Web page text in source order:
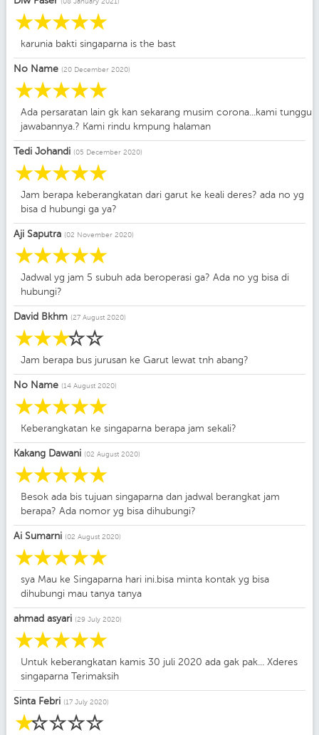
☆
☆
☆
☆
☆
karunia bakti singaparna is the bast
No Name (20 December 2020)
☆
☆
☆
☆
☆
Ada persaratan lain gk kan sekarang musim corona...kami tunggu
jawabannya.? Kami rindu kmpung halaman
Tedi Johandi (05 December 2020)
☆
☆
☆
☆
☆
Jam berapa keberangkatan dari garut ke keali deres? ada no yg
bisa d hubungi ga ya?
Aji Saputra (02 November 2020)
☆
☆
☆
☆
☆
Jadwal yg jam 5 subuh ada beroperasi ga? Ada no yg bisa di
hubungi?
David Bkhm (27 August 2020)
☆
☆
☆
☆
☆
Jam berapa bus jurusan ke Garut lewat tnh abang?
No Name (14 August 2020)
☆
☆
☆
☆
☆
Keberangkatan ke singaparna berapa jam sekali?
Kakang Dawani (02 August 2020)
☆
☆
☆
☆
☆
Besok ada bis tujuan singaparna dan jadwal berangkat jam
berapa? Ada nomor yg bisa dihubungi?
Ai Sumarni (02 August 2020)
☆
☆
☆
☆
☆
sya Mau ke Singaparna hari ini.bisa minta kontak yg bisa
dihubungi mau tanya tanya
ahmad asyari (29 July 2020)
☆
☆
☆
☆
☆
Untuk keberangkatan kamis 30 juli 2020 ada gak pak... Xderes
singaparna Terimaksih
Sinta Febri (17 July 2020)
☆
☆
☆
☆
☆